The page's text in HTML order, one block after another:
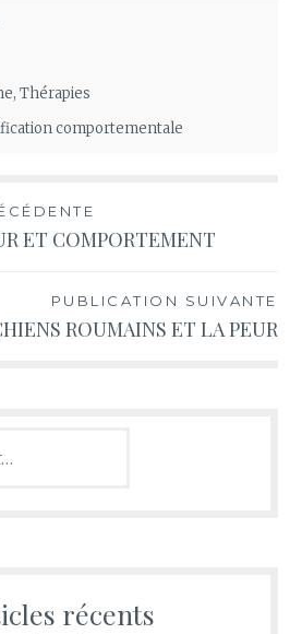
,Thérapies
comportementale
ET COMPORTEMENT
PUBLICATION SUIVANTE
ROUMAINS ET LA PEUR
récents